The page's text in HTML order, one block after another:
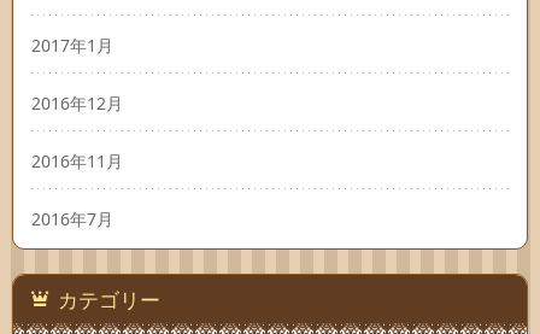
2017年1月
2016年12月
2016年11月
2016年7月
カテゴリー